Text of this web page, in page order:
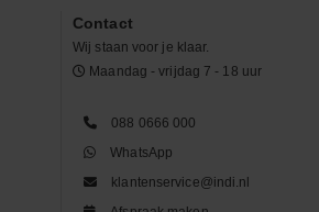
Contact
Wij staan voor je klaar.
Maandag - vrijdag 7 - 18 uur
088 0666 000
WhatsApp
klantenservice@indi.nl